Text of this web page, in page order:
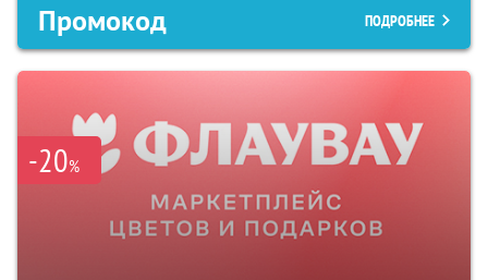
Промокод ПОДРОБНЕЕ
-20%